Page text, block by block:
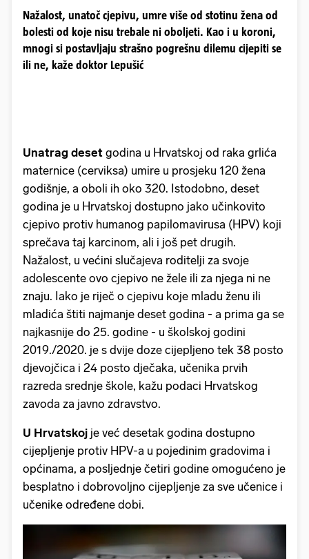
Nažalost, unatoč cjepivu, umre više od stotinu žena od
bolesti od koje nisu trebale ni oboljeti. Kao i u koroni,
mnogi si postavljaju strašno pogrešnu dilemu cijepiti se
ili ne, kaže doktor Lepušić
Unatrag deset godina u Hrvatskoj od raka grlića
maternice (cerviksa) umire u prosjeku 120 žena
godišnje, a oboli ih oko 320. Istodobno, deset
godina je u Hrvatskoj dostupno jako učinkovito
cjepivo protiv humanog papilomavirusa (HPV) koji
sprečava taj karcinom, ali i još pet drugih.
Nažalost, u većini slučajeva roditelji za svoje
adolescente ovo cjepivo ne žele ili za njega ni ne
znaju. Iako je riječ o cjepivu koje mladu ženu ili
mladića štiti najmanje deset godina - a prima ga se
najkasnije do 25. godine - u školskoj godini
2019./2020. je s dvije doze cijepljeno tek 38 posto
djevojčica i 24 posto dječaka, učenika prvih
razreda srednje škole, kažu podaci Hrvatskog
zavoda za javno zdravstvo.
U Hrvatskoj je već desetak godina dostupno
cijepljenje protiv HPV-a u pojedinim gradovima i
općinama, a posljednje četiri godine omogućeno je
besplatno i dobrovoljno cijepljenje za sve učenice i
učenike određene dobi.